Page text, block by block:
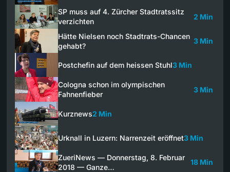
SP muss auf 4. Zürcher Stadtratssitz
verzichten
2 Min
Hätte Nielsen noch Stadtrats-Chancen
gehabt?
3 Min
Postchefin auf dem heissen Stuhl3 Min
Cologna schon im olympischen
Fahnenfieber
3 Min
Kurznews2 Min
Urknall in Luzern: Narrenzeit eröffnet3 Min
ZueriNews — Donnerstag, 8. Februar
2018 — Ganze…
18 Min